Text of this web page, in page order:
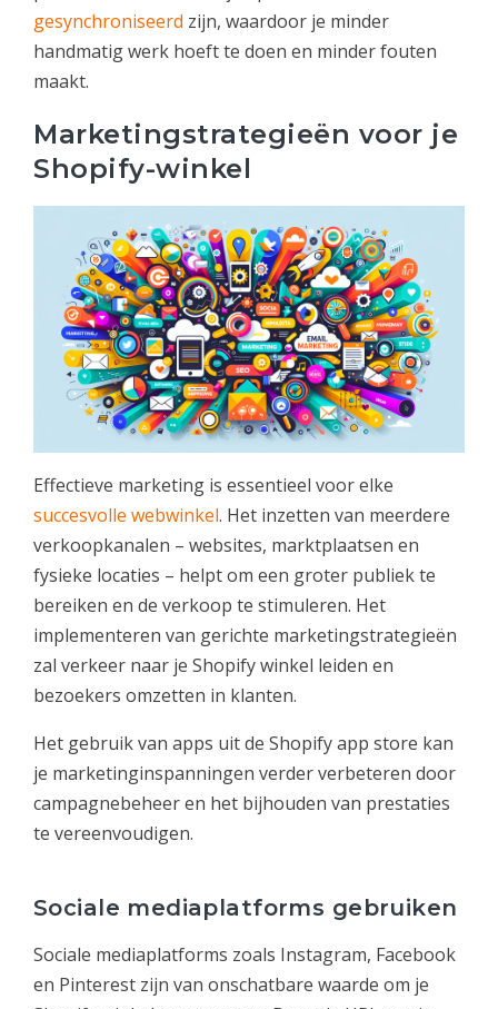
gesynchroniseerd zijn, waardoor je minder
handmatig werk hoeft te doen en minder fouten
maakt.
Marketingstrategieën voor je
Shopify-winkel
Effectieve marketing is essentieel voor elke
succesvolle webwinkel. Het inzetten van meerdere
verkoopkanalen – websites, marktplaatsen en
fysieke locaties – helpt om een groter publiek te
bereiken en de verkoop te stimuleren. Het
implementeren van gerichte marketingstrategieën
zal verkeer naar je Shopify winkel leiden en
bezoekers omzetten in klanten.
Het gebruik van apps uit de Shopify app store kan
je marketinginspanningen verder verbeteren door
campagnebeheer en het bijhouden van prestaties
te vereenvoudigen.
Sociale mediaplatforms gebruiken
Sociale mediaplatforms zoals Instagram, Facebook
en Pinterest zijn van onschatbare waarde om je